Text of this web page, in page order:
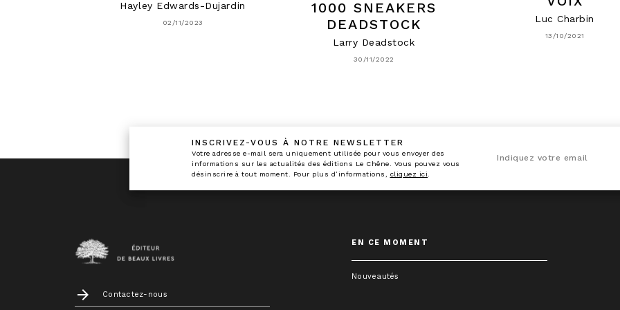
Hayley Edwards-Dujardin
02/11/2023
1000 SNEAKERS
DEADSTOCK
Larry Deadstock
30/11/2022
Luc Charbin
13/10/2021
calmann_enveloppe
INSCRIVEZ-VOUS À NOTRE NEWSLETTER
Votre adresse e-mail sera uniquement utilisée pour vous envoyer des
informations sur les actualités des éditions Le Chêne. Vous pouvez vous
désinscrire à tout moment. Pour plus d’informations, cliquez ici
Indiquez votre email
arrow_forward Contactez-nous
EN CE MOMENT
Nouveautés